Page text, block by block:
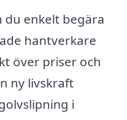
enkelt begära
hantverkare
över priser och
ny livskraft
i